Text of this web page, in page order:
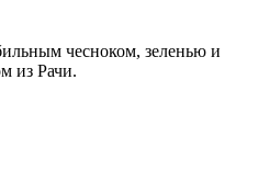
чесноком, зеленью и
из Рачи.